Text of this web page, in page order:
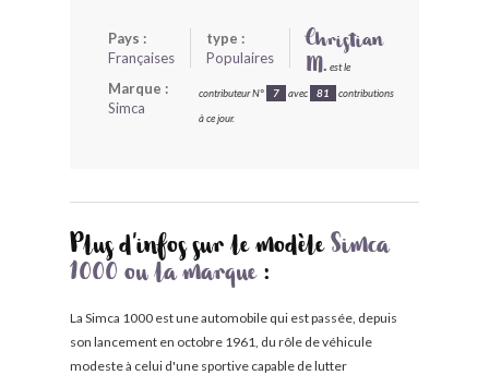
Pays :
Françaises
type :
Populaires
Marque :
Simca
Christian
M. est le
contributeur N° 7 avec 81 contributions
à ce jour.
Plus d'infos sur le modèle Simca
1000 ou la marque:
La Simca 1000 est une automobile qui est passée, depuis
son lancement en octobre 1961, du rôle de véhicule
modeste à celui d'une sportive capable de lutter